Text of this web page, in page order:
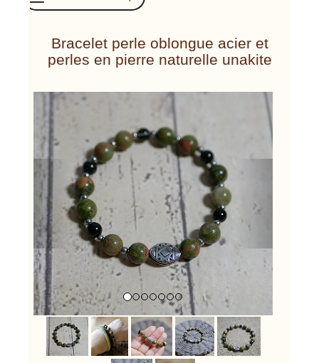
Bracelet perle oblongue acier et
perles en pierre naturelle unakite
Previous